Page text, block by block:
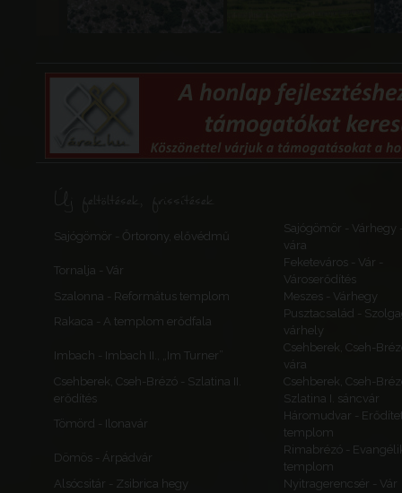
Új feltöltések, frissítések
Sajógömör - Őrtorony, elővédmű
Sajógömör - Várhegy
vára
Tornalja - Vár
Feketeváros - Vár -
Városerődítés
Szalonna - Református templom
Meszes - Várhegy
Rakaca - A templom erődfala
Pusztacsalád -
várhely
Imbach - Imbach II., „Im Turner”
Csehberek, Cseh-
vára
Csehberek, Cseh-Brézó - Szlatina II.
erődítés
Csehberek, Cseh-
Szlatina I. sáncvár
Tömörd - Ilonavár
Háromudvar -
templom
Dömös - Árpádvár
Rimabrézó -
templom
Alsócsitár - Zsibrica hegy
Nyitragerencsér - Vár